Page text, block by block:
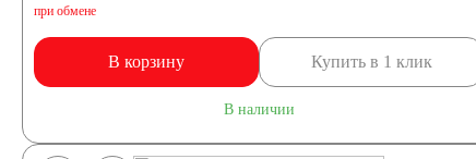
при обмене
В корзину Купить в 1 клик
В наличии